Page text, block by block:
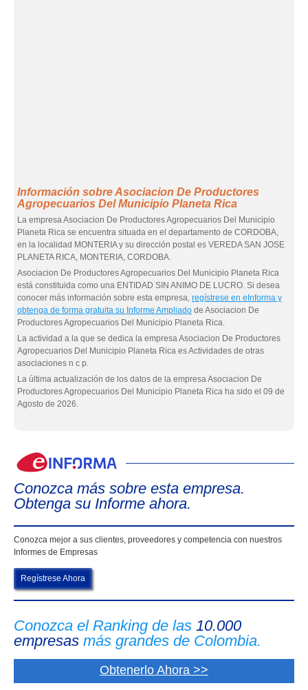
Información sobre Asociacion De Productores
Agropecuarios Del Municipio Planeta Rica
La empresa Asociacion De Productores Agropecuarios Del Municipio
Planeta Rica se encuentra situada en el departamento de CORDOBA,
en la localidad MONTERIA y su dirección postal es VEREDA SAN JOSE
PLANETA RICA, MONTERIA, CORDOBA.
Asociacion De Productores Agropecuarios Del Municipio Planeta Rica
está constituida como una ENTIDAD SIN ANIMO DE LUCRO. Si desea
conocer más información sobre esta empresa, regístrese en eInforma y
obtenga de forma gratuita su Informe Ampliado de Asociacion De
Productores Agropecuarios Del Municipio Planeta Rica.
La actividad a la que se dedica la empresa Asociacion De Productores
Agropecuarios Del Municipio Planeta Rica es Actividades de otras
asociaciones n c p.
La última actualización de los datos de la empresa Asociacion De
Productores Agropecuarios Del Municipio Planeta Rica ha sido el 09 de
Agosto de 2026.
Conozca más sobre esta empresa.
Obtenga su Informe ahora.
Conozca mejor a sus clientes, proveedores y competencia con nuestros
Informes de Empresas
Regístrese Ahora
Conozca el Ranking de las 10.000
empresas más grandes de Colombia.
Obtenerlo Ahora >>